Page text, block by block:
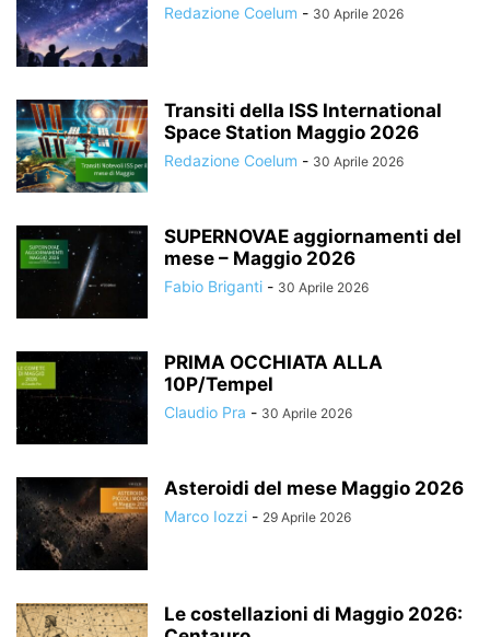
Redazione Coelum - 30 Aprile 2026
Transiti della ISS International
Space Station Maggio 2026
Redazione Coelum - 30 Aprile 2026
SUPERNOVAE aggiornamenti del
mese – Maggio 2026
Fabio Briganti - 30 Aprile 2026
PRIMA OCCHIATA ALLA
10P/Tempel
Claudio Pra - 30 Aprile 2026
Asteroidi del mese Maggio 2026
Marco Iozzi - 29 Aprile 2026
Le costellazioni di Maggio 2026: